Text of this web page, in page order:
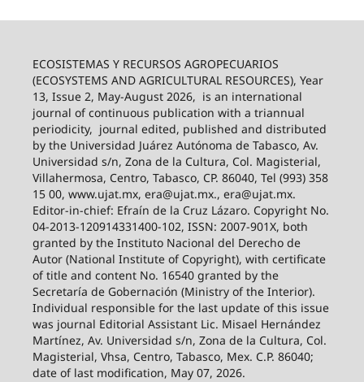
ECOSISTEMAS Y RECURSOS AGROPECUARIOS
(ECOSYSTEMS AND AGRICULTURAL RESOURCES), Year
13, Issue 2, May-August 2026, is an international
journal of continuous publication with a triannual
periodicity, journal edited, published and distributed
by the Universidad Juárez Autónoma de Tabasco, Av.
Universidad s/n, Zona de la Cultura, Col. Magisterial,
Villahermosa, Centro, Tabasco, CP. 86040, Tel (993) 358
15 00, www.ujat.mx, era@ujat.mx., era@ujat.mx.
Editor-in-chief: Efraín de la Cruz Lázaro. Copyright No.
04-2013-120914331400-102, ISSN: 2007-901X, both
granted by the Instituto Nacional del Derecho de
Autor (National Institute of Copyright), with certificate
of title and content No. 16540 granted by the
Secretaría de Gobernación (Ministry of the Interior).
Individual responsible for the last update of this issue
was journal Editorial Assistant Lic. Misael Hernández
Martínez, Av. Universidad s/n, Zona de la Cultura, Col.
Magisterial, Vhsa, Centro, Tabasco, Mex. C.P. 86040;
date of last modification, May 07, 2026.